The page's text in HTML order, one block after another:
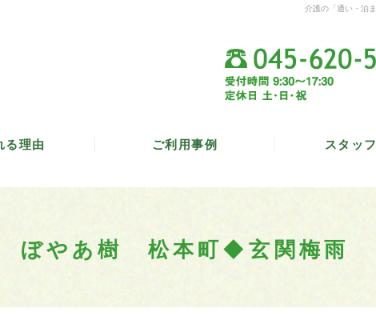
ぼやあ樹 松本町◆玄関梅雨
介護の「通い・泊
る理由 ご利用事例 スタッ